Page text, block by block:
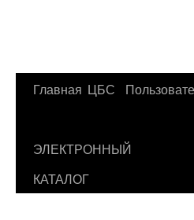
Перейти
содержимому
Главная ЦБС
ЭЛЕКТРОННЫЙ
КАТАЛОГ